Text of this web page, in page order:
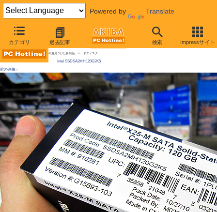
Powered by Translate
カテゴリ 過去記事 検索 Impressサイト
AKIBA PC Hotline! 2010年11月13日号
[拡大画像]手頃なIntel製SSD発売、120GBで2万円割れ、本物ソックリの「SSDメモ帳」も現る
今週見つけた新製品：ハードディスク
Intel SSDSA2MH120G2K5
前の画像←